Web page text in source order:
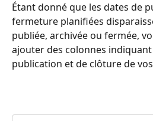
Étant donné que les dates de
fermeture planifiées
publiée, archivée ou fermée,
ajouter des colonnes
publication et de clôture de